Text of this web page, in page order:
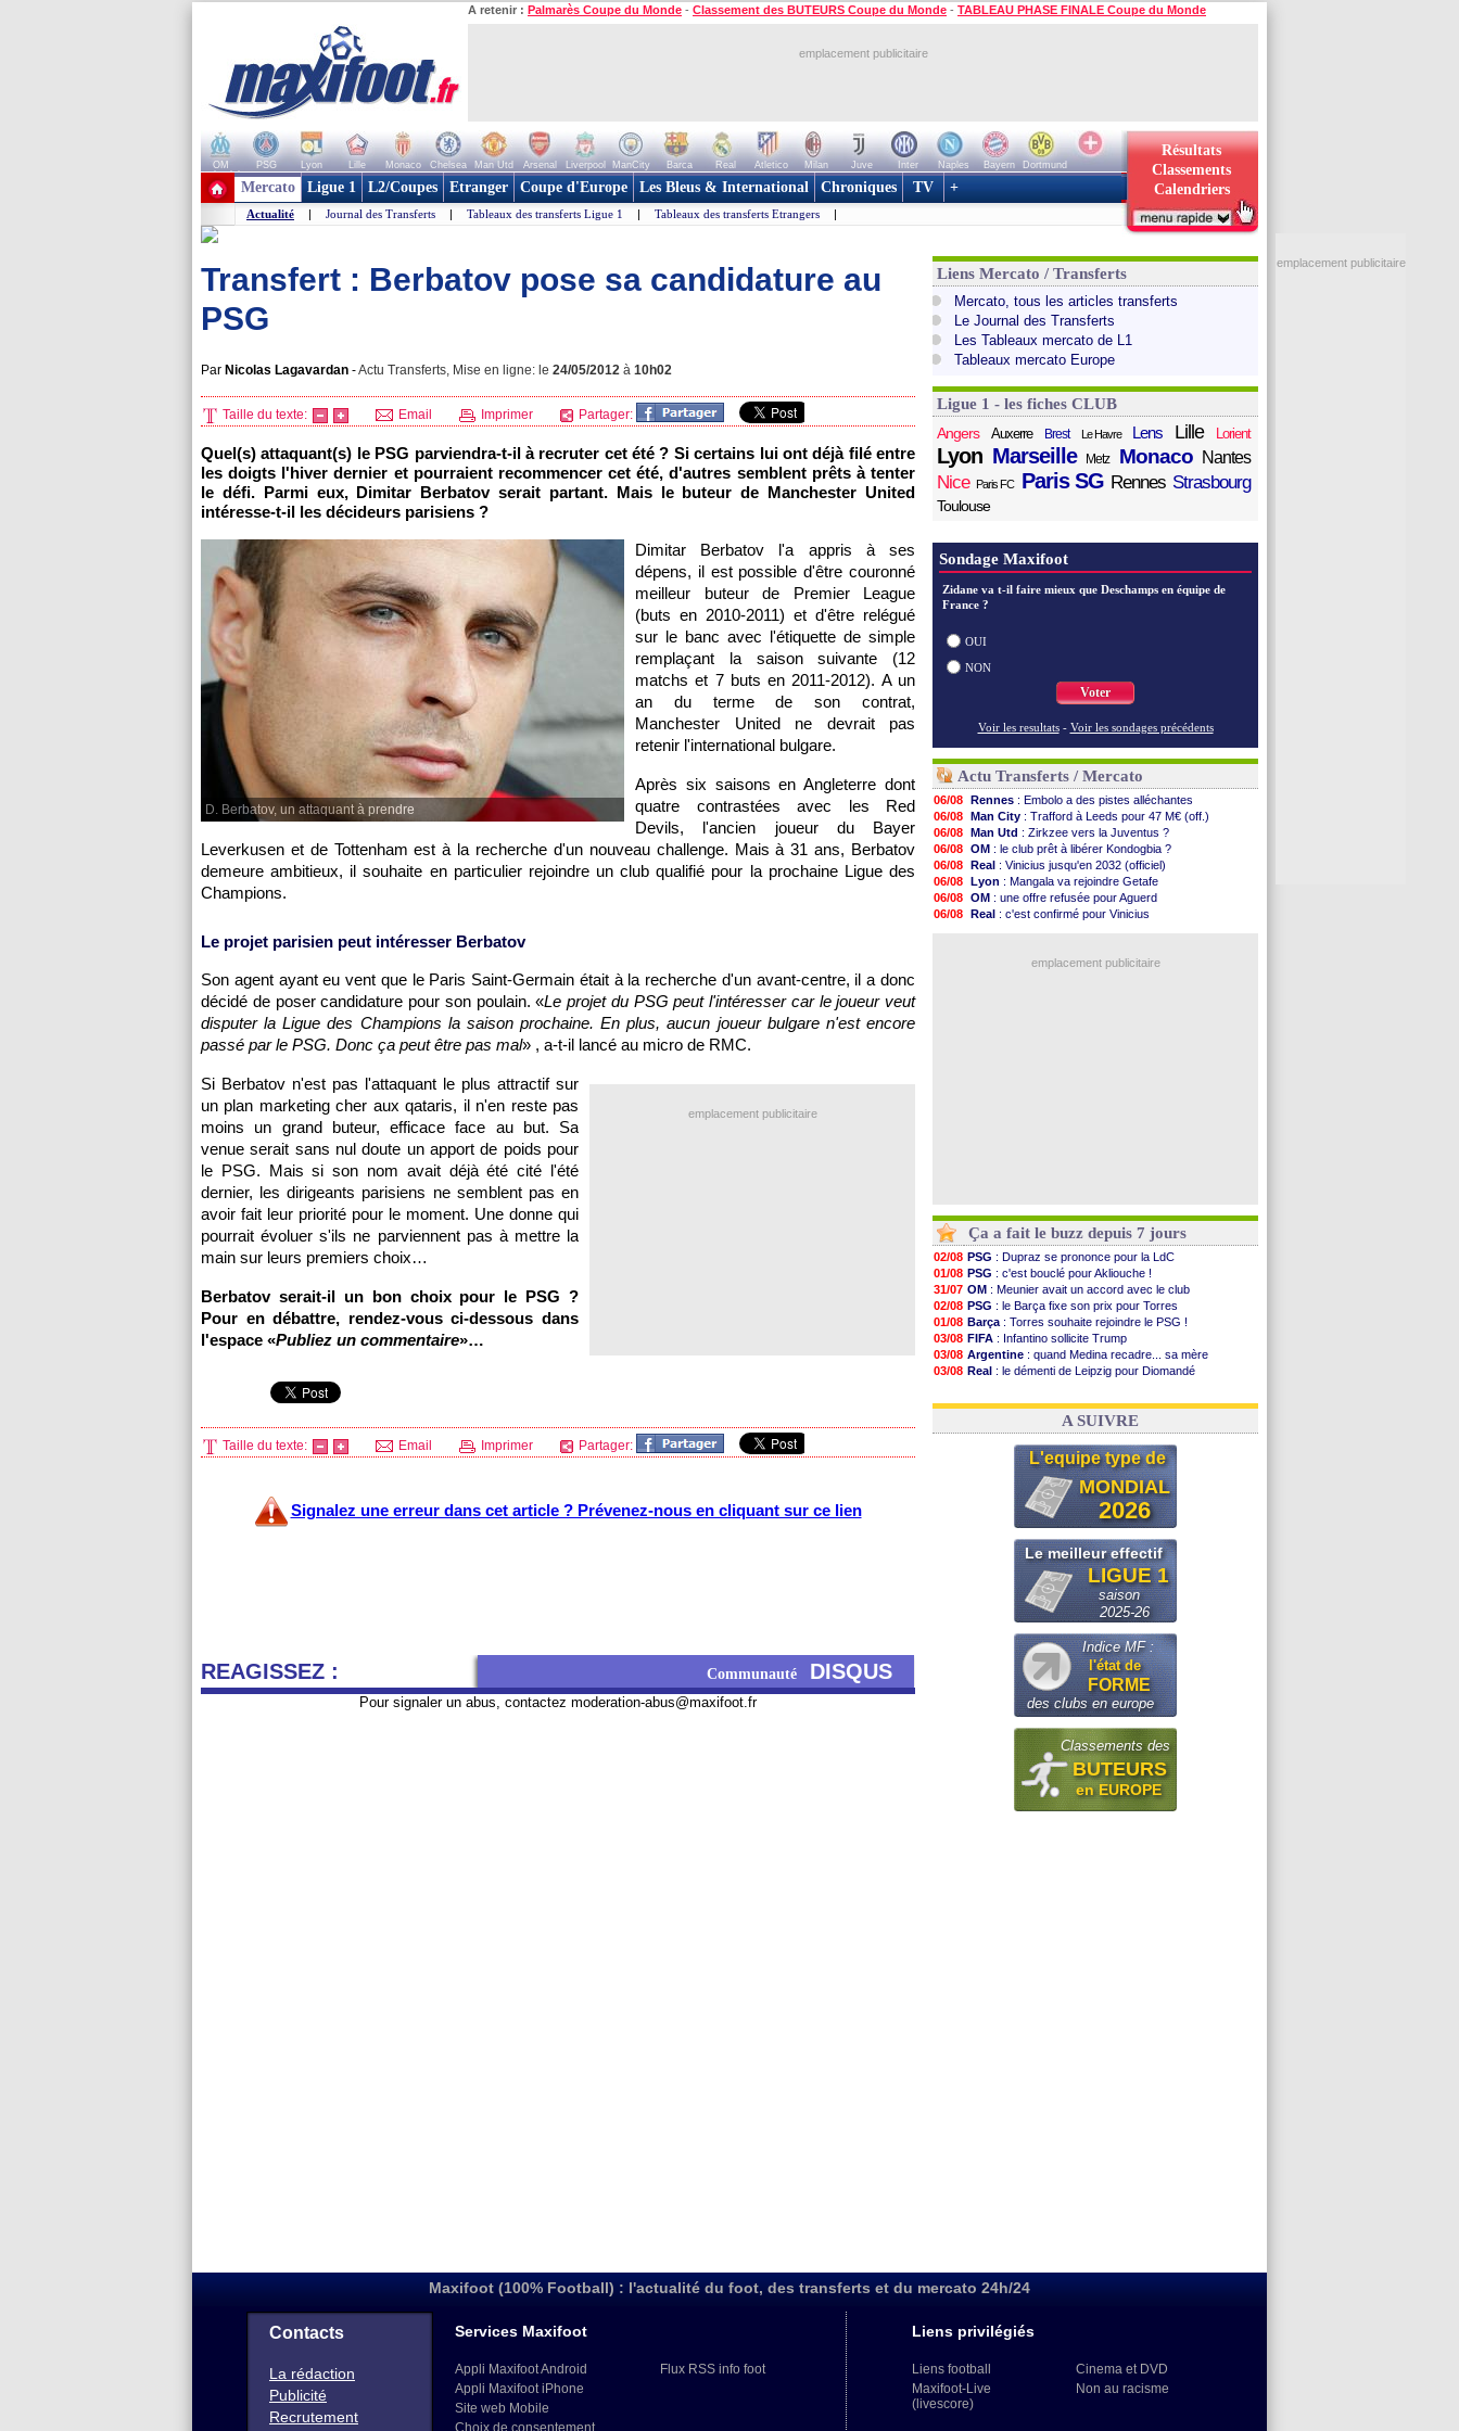
A retenir : Palmarès Coupe du Monde - Classement des BUTEURS Coupe du Monde - TABLEAU PHASE FINALE Coupe du Monde
emplacement publicitaire
OM PSG Lyon Lille Monaco Chelsea Man Utd Arsenal Liverpool ManCity Barca Real Atletico Milan Juve Inter Naples Bayern
Dortmund
+ de clubs
Résultats
Classements
Calendriers
Mercato Ligue 1 L2/Coupes Etranger Coupe d'Europe Les Bleus & International Chroniques TV +
Actualité | Journal des Transferts | Tableaux des transferts Ligue 1 | Tableaux des transferts Etrangers |
Transfert : Berbatov pose sa candidature au
PSG
Par Nicolas Lagavardan -Actu Transferts, Mise en ligne: le 24/05/2012 à 10h02
Taille du texte: Email Imprimer Partager:
Quel(s) attaquant(s) le PSG parviendra-t-il à recruter cet été ? Si certains lui ont déjà filé entre
les doigts l'hiver dernier et pourraient recommencer cet été, d'autres semblent prêts à tenter
le défi. Parmi eux, Dimitar Berbatov serait partant. Mais le buteur de Manchester United
intéresse-t-il les décideurs parisiens ?
D. Berbatov, un attaquant à prendre
Dimitar Berbatov l'a appris à ses
dépens, il est possible d'être couronné
meilleur buteur de Premier League
(buts en 2010-2011) et d'être relégué
sur le banc avec l'étiquette de simple
remplaçant la saison suivante (12
matchs et 7 buts en 2011-2012). A un
an du terme de son contrat,
Manchester United ne devrait pas
retenir l'international bulgare.
Après six saisons en Angleterre dont
quatre contrastées avec les Red
Devils, l'ancien joueur du Bayer
Leverkusen et de Tottenham est à la recherche d'un nouveau challenge. Mais à 31 ans, Berbatov
demeure ambitieux, il souhaite en particulier rejoindre un club qualifié pour la prochaine Ligue des
Champions.
Le projet parisien peut intéresser Berbatov
Son agent ayant eu vent que le Paris Saint-Germain était à la recherche d'un avant-centre, il a donc
décidé de poser candidature pour son poulain. «Le projet du PSG peut l'intéresser car le joueur veut
disputer la Ligue des Champions la saison prochaine. En plus, aucun joueur bulgare n'est encore
passé par le PSG. Donc ça peut être pas mal» , a-t-il lancé au micro de RMC.
emplacement publicitaire
Si Berbatov n'est pas l'attaquant le plus attractif sur
un plan marketing cher aux qataris, il n'en reste pas
moins un grand buteur, efficace face au but. Sa
venue serait sans nul doute un apport de poids pour
le PSG. Mais si son nom avait déjà été cité l'été
dernier, les dirigeants parisiens ne semblent pas en
avoir fait leur priorité pour le moment. Une donne qui
pourrait évoluer s'ils ne parviennent pas à mettre la
main sur leurs premiers choix…
Berbatov serait-il un bon choix pour le PSG ?
Pour en débattre, rendez-vous ci-dessous dans
l'espace «Publiez un commentaire»…
Taille du texte: Email Imprimer Partager:
Signalez une erreur dans cet article ? Prévenez-nous en cliquant sur ce lien
REAGISSEZ : Communauté DISQUS
Pour signaler un abus, contactez moderation-abus@maxifoot.fr
Liens Mercato / Transferts
Mercato, tous les articles transferts
Le Journal des Transferts
Les Tableaux mercato de L1
Tableaux mercato Europe
Ligue 1 - les fiches CLUB
Angers
Auxerre Brest Le Havre Lens Lille Lorient
Lyon Marseille Metz Monaco Nantes
Nice Paris FC Paris SG Rennes Strasbourg
Toulouse
Sondage Maxifoot
Zidane va t-il faire mieux que Deschamps en équipe de
France ?
OUI
NON
Voter
Voir les resultats - Voir les sondages précédents
Actu Transferts / Mercato
06/08 Rennes : Embolo a des pistes alléchantes
06/08 Man City : Trafford à Leeds pour 47 M€ (off.)
06/08 Man Utd : Zirkzee vers la Juventus ?
06/08 OM : le club prêt à libérer Kondogbia ?
06/08 Real : Vinicius jusqu'en 2032 (officiel)
06/08 Lyon : Mangala va rejoindre Getafe
06/08 OM : une offre refusée pour Aguerd
06/08 Real : c'est confirmé pour Vinicius
: une offre pour Bulka
emplacement publicitaire
Ça a fait le buzz depuis 7 jours
02/08 PSG : Dupraz se prononce pour la LdC
01/08 PSG : c'est bouclé pour Akliouche !
31/07 OM : Meunier avait un accord avec le club
02/08 PSG : le Barça fixe son prix pour Torres
01/08 Barça : Torres souhaite rejoindre le PSG !
03/08 FIFA : Infantino sollicite Trump
03/08 Argentine : quand Medina recadre... sa mère
03/08 Real : le démenti de Leipzig pour Diomandé
31/07 FIFA: le conseiller d'Infantino démissionne !
A SUIVRE
L'equipe type de
MONDIAL
2026
Le meilleur effectif
LIGUE 1
saison
2025-26
Indice MF :
l'état de
FORME
des clubs en europe
Classements des
BUTEURS
en EUROPE
emplacement publicitaire
Maxifoot (100% Football) : l'actualité du foot, des transferts et du mercato 24h/24
Contacts
La rédaction
Publicité
Recrutement
Services Maxifoot
Appli Maxifoot Android
Appli Maxifoot iPhone
Site web Mobile
Choix de consentement
Flux RSS info foot
Liens privilégiés
Liens football
Maxifoot-Live
(livescore)
Cinema et DVD
Non au racisme